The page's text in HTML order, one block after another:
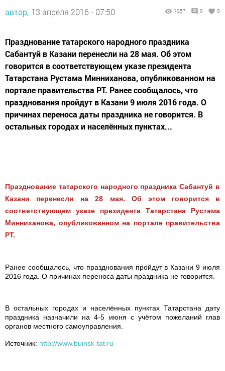
автор, 13 апреля 2016 - 07:50 1057 0 0
Празднование татарского народного праздника
Сабантуй в Казани перенесли на 28 мая. Об этом
говорится в соответствующем указе президента
Татарстана Рустама Минниханова, опубликованном на
портале правительства РТ. Ранее сообщалось, что
празднования пройдут в Казани 9 июля 2016 года. О
причинах переноса даты праздника не говорится. В
остальных городах и населённых пунктах...
Празднование татарского народного праздника Сабантуй в
Казани перенесли на 28 мая. Об этом говорится в
соответствующем указе президента Татарстана Рустама
Минниханова, опубликованном на портале правительства
РТ.
Ранее сообщалось, что празднования пройдут в Казани 9 июля
2016 года. О причинах переноса даты праздника не говорится.
В остальных городах и населённых пунктах Татарстана дату
праздника назначили на 4-5 июня с учётом пожеланий глав
органов местного самоуправления.
Источник: http://www.buinsk-tat.ru